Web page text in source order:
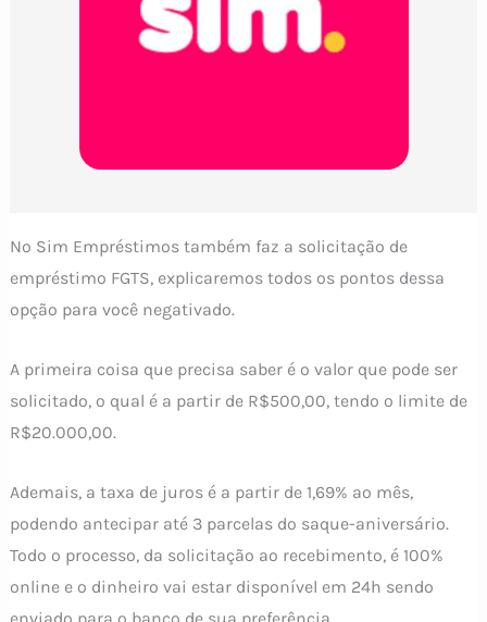
No Sim Empréstimos também faz a solicitação de
empréstimo FGTS, explicaremos todos os pontos dessa
opção para você negativado.
A primeira coisa que precisa saber é o valor que pode ser
solicitado, o qual é a partir de R$500,00, tendo o limite de
R$20.000,00.
Ademais, a taxa de juros é a partir de 1,69% ao mês,
podendo antecipar até 3 parcelas do saque-aniversário.
Todo o processo, da solicitação ao recebimento, é 100%
online e o dinheiro vai estar disponível em 24h sendo
enviado para o banco de sua preferência.